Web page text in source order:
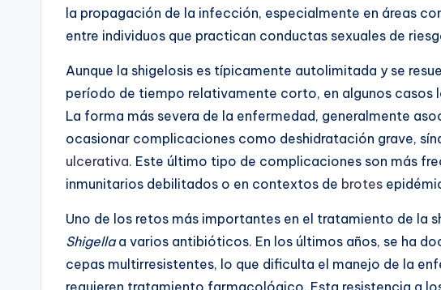
la propagación de la infección, especialmente en áreas
entre individuos que practican conductas sexuales de
Aunque la shigelosis es típicamente autolimitada y se
período de tiempo relativamente corto, en algunos casos
La forma más severa de la enfermedad, generalmente
ocasionar complicaciones como deshidratación grave,
ulcerativa. Este último tipo de complicaciones son más
inmunitarios debilitados o en contextos de brotes
Uno de los retos más importantes en el tratamiento de la
Shigellaa varios antibióticos. En los últimos años, se ha
cepas multirresistentes, lo que dificulta el manejo de la
requieren tratamiento farmacológico. Esta resistencia a